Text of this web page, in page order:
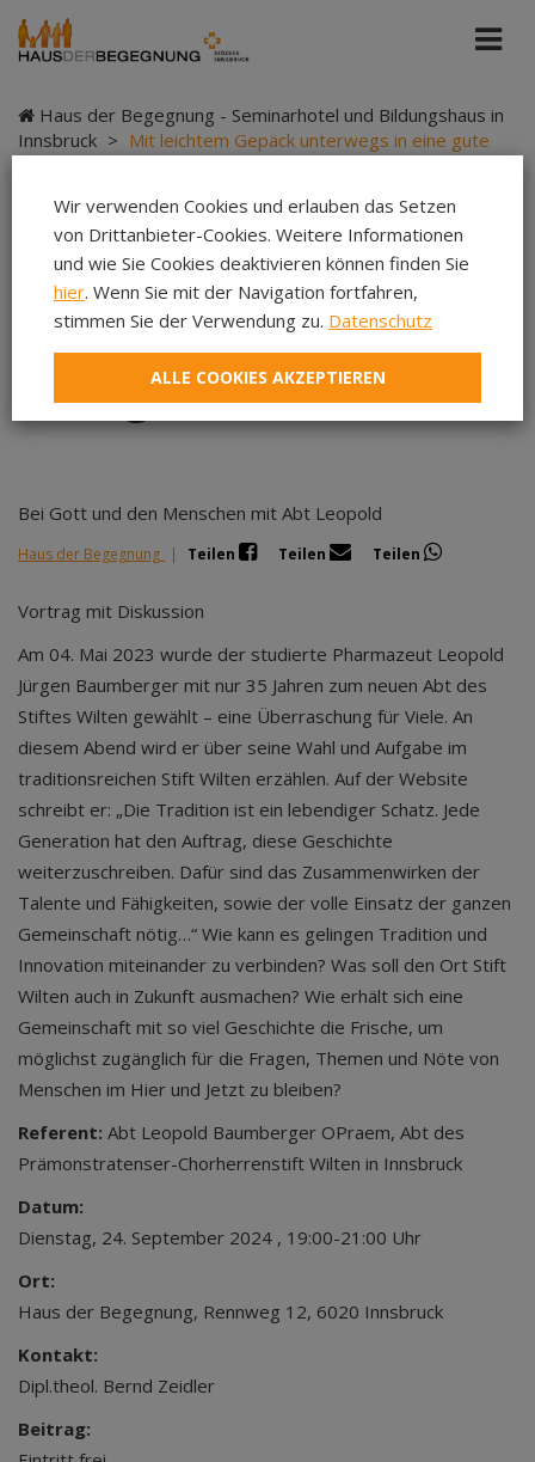
Haus der Begegnung - Seminarhotel und Bildungshaus in
Innsbruck > Mit leichtem Gepäck unterwegs in eine gute
Mit leichtem Gepäck
unterwegs in eine
gute Zukunft
Bei Gott und den Menschen mit Abt Leopold
Haus der Begegnung | Teilen Teilen Teilen
Vortrag mit Diskussion
Am 04. Mai 2023 wurde der studierte Pharmazeut Leopold
Jürgen Baumberger mit nur 35 Jahren zum neuen Abt des
Stiftes Wilten gewählt – eine Überraschung für Viele. An
diesem Abend wird er über seine Wahl und Aufgabe im
traditionsreichen Stift Wilten erzählen. Auf der Website
schreibt er: „Die Tradition ist ein lebendiger Schatz. Jede
Generation hat den Auftrag, diese Geschichte
weiterzuschreiben. Dafür sind das Zusammenwirken der
Talente und Fähigkeiten, sowie der volle Einsatz der ganzen
Gemeinschaft nötig…“ Wie kann es gelingen Tradition und
Innovation miteinander zu verbinden? Was soll den Ort Stift
Wilten auch in Zukunft ausmachen? Wie erhält sich eine
Gemeinschaft mit so viel Geschichte die Frische, um
möglichst zugänglich für die Fragen, Themen und Nöte von
Menschen im Hier und Jetzt zu bleiben?
Referent: Abt Leopold Baumberger OPraem, Abt des
Prämonstratenser-Chorherrenstift Wilten in Innsbruck
Datum:
Dienstag, 24. September 2024 , 19:00-21:00 Uhr
Ort:
Haus der Begegnung, Rennweg 12, 6020 Innsbruck
Kontakt:
Dipl.theol. Bernd Zeidler
Beitrag:
Wir verwenden Cookies und erlauben das Setzen
von Drittanbieter-Cookies. Weitere Informationen
und wie Sie Cookies deaktivieren können finden Sie
hier. Wenn Sie mit der Navigation fortfahren,
stimmen Sie der Verwendung zu. Datenschutz
ALLE COOKIES AKZEPTIEREN